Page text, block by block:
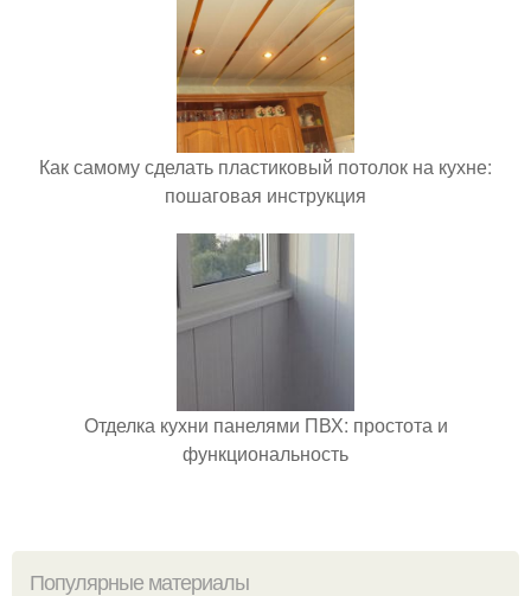
Как самому сделать пластиковый потолок на кухне:
пошаговая инструкция
Отделка кухни панелями ПВХ: простота и
функциональность
Популярные материалы